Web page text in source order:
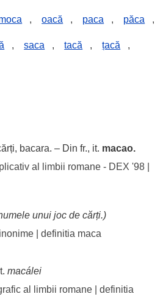
, oacă , paca , păca ,
, saca , tacă , țacă ,
, bacara. – Din fr., it. macao.
al limbii romane - DEX '98|
unui jocde cărți.)
| definitia maca
. macálei
al limbii romane| definitia